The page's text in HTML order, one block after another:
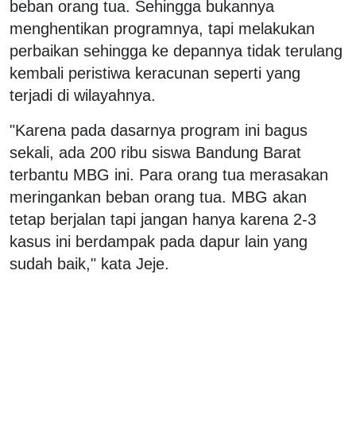
beban orang tua. Sehingga bukannya
menghentikan programnya, tapi melakukan
perbaikan sehingga ke depannya tidak terulang
kembali peristiwa keracunan seperti yang
terjadi di wilayahnya.
"Karena pada dasarnya program ini bagus
sekali, ada 200 ribu siswa Bandung Barat
terbantu MBG ini. Para orang tua merasakan
meringankan beban orang tua. MBG akan
tetap berjalan tapi jangan hanya karena 2-3
kasus ini berdampak pada dapur lain yang
sudah baik," kata Jeje.